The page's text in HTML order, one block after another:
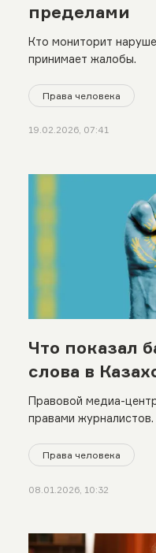
пределами
Кто мониторит
принимает жалобы.
Права человека
19.02.2026, 07:41
Что показал
слова в
Правовой медиа-
правами журналистов.
Права человека
08.01.2026, 10:32